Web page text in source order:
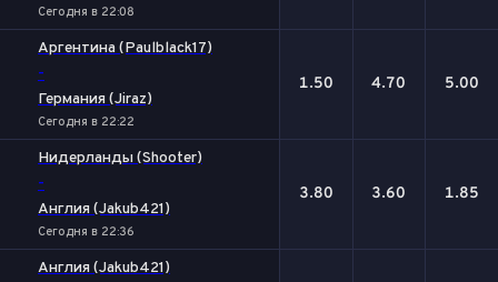
Сегодня в 22:08
Аргентина (Paulblack17)
-
Германия (Jiraz)
Сегодня в 22:22
1.50 4.70 5.00
Нидерланды (Shooter)
-
Англия (Jakub421)
Сегодня в 22:36
3.80 3.60 1.85
Англия (Jakub421)